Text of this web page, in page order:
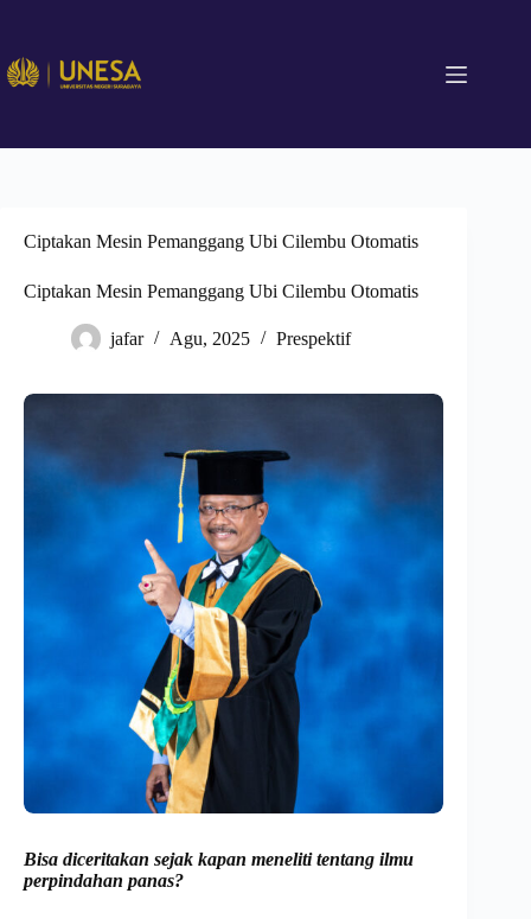
Ciptakan Mesin Pemanggang Ubi Cilembu Otomatis
Ciptakan Mesin Pemanggang Ubi Cilembu Otomatis
jafar Agu, 2025 Prespektif
Bisa diceritakan sejak kapan meneliti tentang ilmu
perpindahan panas?